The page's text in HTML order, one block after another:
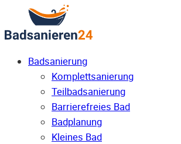
Badsanierung
Komplettsanierung
Teilbadsanierung
Barrierefreies Bad
Badplanung
Kleines Bad